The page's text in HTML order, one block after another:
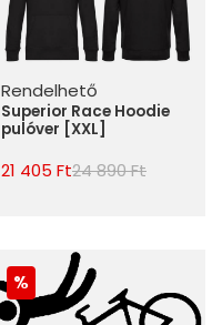
Rendelhető
Superior Race Hoodie
pulóver [XXL]
21 405 Ft24 890 Ft